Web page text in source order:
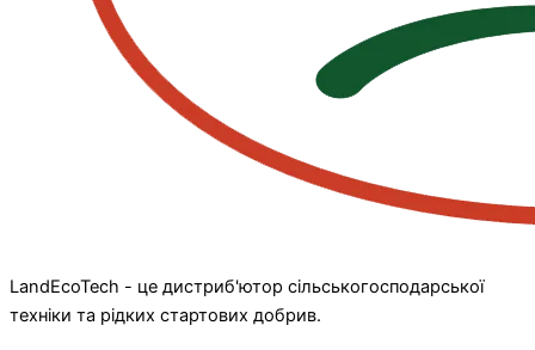
LandEcoTech - це дистриб'ютор сільськогосподарської
техніки та рідких стартових добрив.